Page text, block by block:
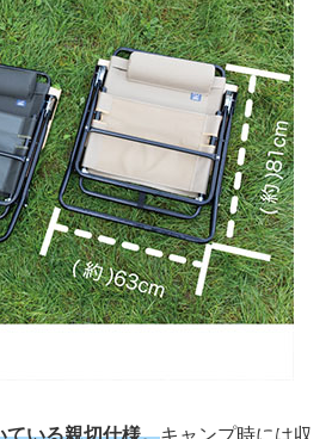
ている親切仕様。キャンプ時には収